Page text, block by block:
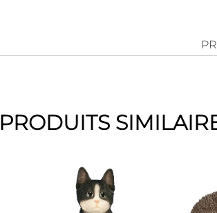
PRODUITS